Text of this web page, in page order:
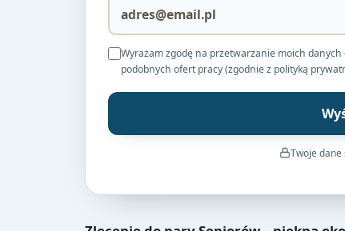
Wyrażam zgodę na przetwarzanie moich
podobnych ofert pracy (zgodnie z polityką
Twoje dane